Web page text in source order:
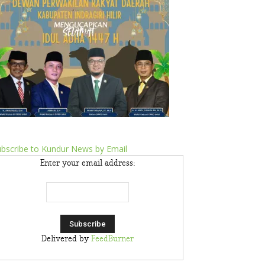
to Kundur News by Email
Enter your email address:
Delivered by FeedBurner